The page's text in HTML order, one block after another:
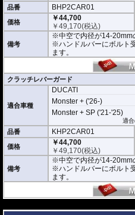
※写真はシリーズ代表イメージです。
があります。
品番 BHP2CAR01
価格
￥44,700
￥49,170(税込)
備考
※中空で内径が14-20mm
※ハンドルバーにボルト
ます。
クラッチレバーガード
適合車種
DUCATI
Monster + ('26-)
Monster + SP ('21-'25)
適
品番 KHP2CAR01
価格
￥44,700
￥49,170(税込)
備考
※中空で内径が14-20mm
※ハンドルバーにボルト
ます。